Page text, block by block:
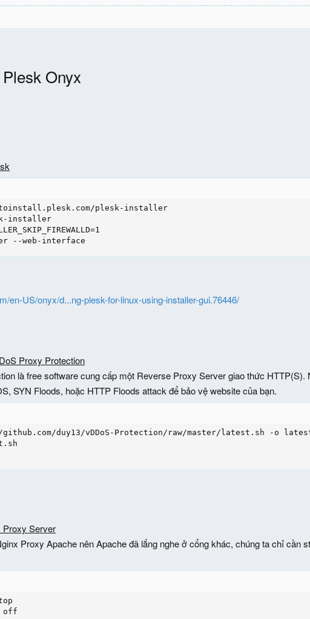
Onyx
plesk-installer
installer
--web-interface
en-US/onyx/d...ng-plesk-for-linux-using-installer-gui.76446/
Proxy Protection
là free software cung cấp một Reverse Proxy Server giao thức HTTP(S).
SYN Floods, hoặc HTTP Floods attack để bảo vệ website của bạn.
duy13/vDDoS-Protection/raw/master/latest.sh -o
Proxy Server
Proxy Apache nên Apache đã lắng nghe ở cổng khác, chúng ta chỉ cần
off